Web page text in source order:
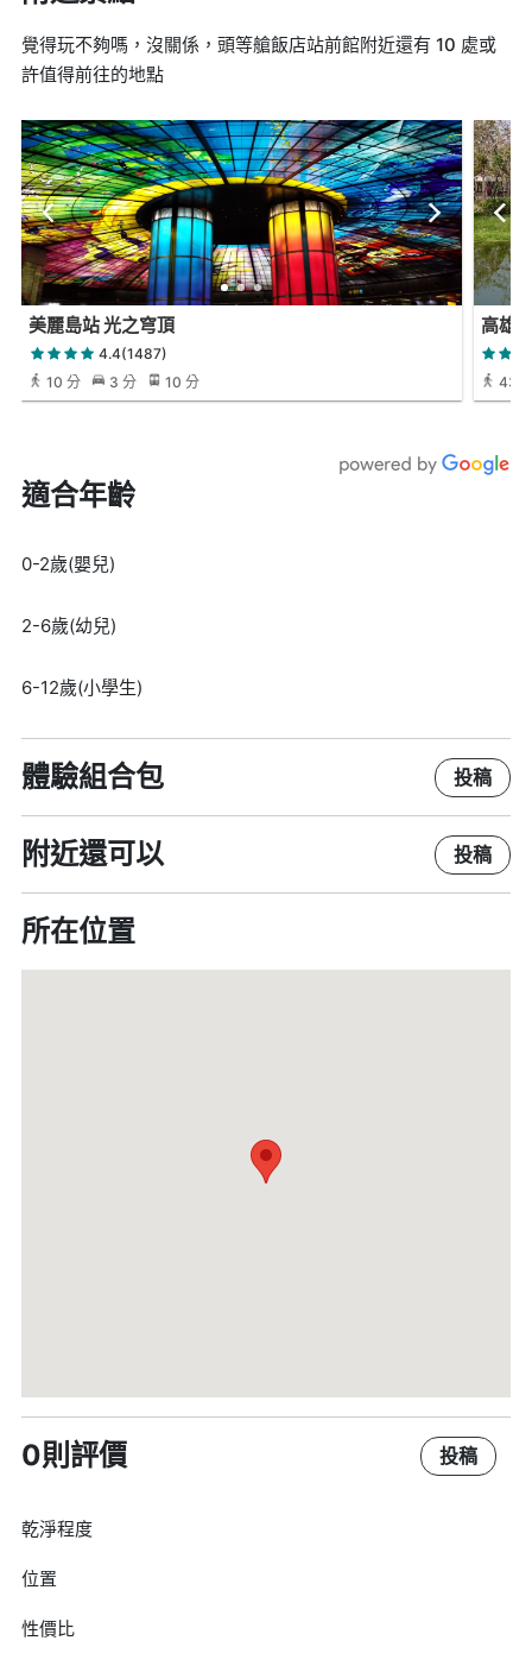
覺得玩不夠嗎，沒關係，頭等艙飯店站前館附近還有 10 處或
許值得前往的地點
美麗島站 光之穹頂
4.4(1487)
10 分
3 分 10 分
高雄
43
適合年齡
0-2歲(嬰兒)
2-6歲(幼兒)
6-12歲(小學生)
體驗組合包 投稿
附近還可以 投稿
所在位置
0則評價 投稿
乾淨程度
位置
性價比